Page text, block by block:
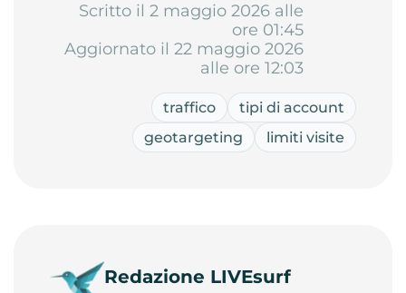
Scritto il 2 maggio 2026 alle
ore 01:45
Aggiornato il 22 maggio 2026
alle ore 12:03
traffico
tipi di account
geotargeting
limiti visite
Redazione LIVEsurf